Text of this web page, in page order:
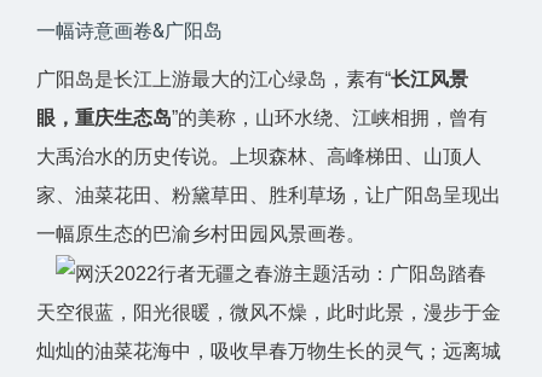
一幅诗意画卷&广阳岛
广阳岛是长江上游最大的江心绿岛，素有“长江风景
眼，重庆生态岛”的美称，山环水绕、江峡相拥，曾有
大禹治水的历史传说。上坝森林、高峰梯田、山顶人
家、油菜花田、粉黛草田、胜利草场，让广阳岛呈现出
一幅原生态的巴渝乡村田园风景画卷。
天空很蓝，阳光很暖，微风不燥，此时此景，漫步于金
灿灿的油菜花海中，吸收早春万物生长的灵气；远离城